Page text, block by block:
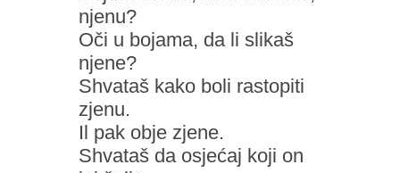
njenu?
Oči u bojama, da li slikaš
njene?
Shvataš kako boli rastopiti
zjenu.
Il pak obje zjene.
Shvataš da osjećaj koji on